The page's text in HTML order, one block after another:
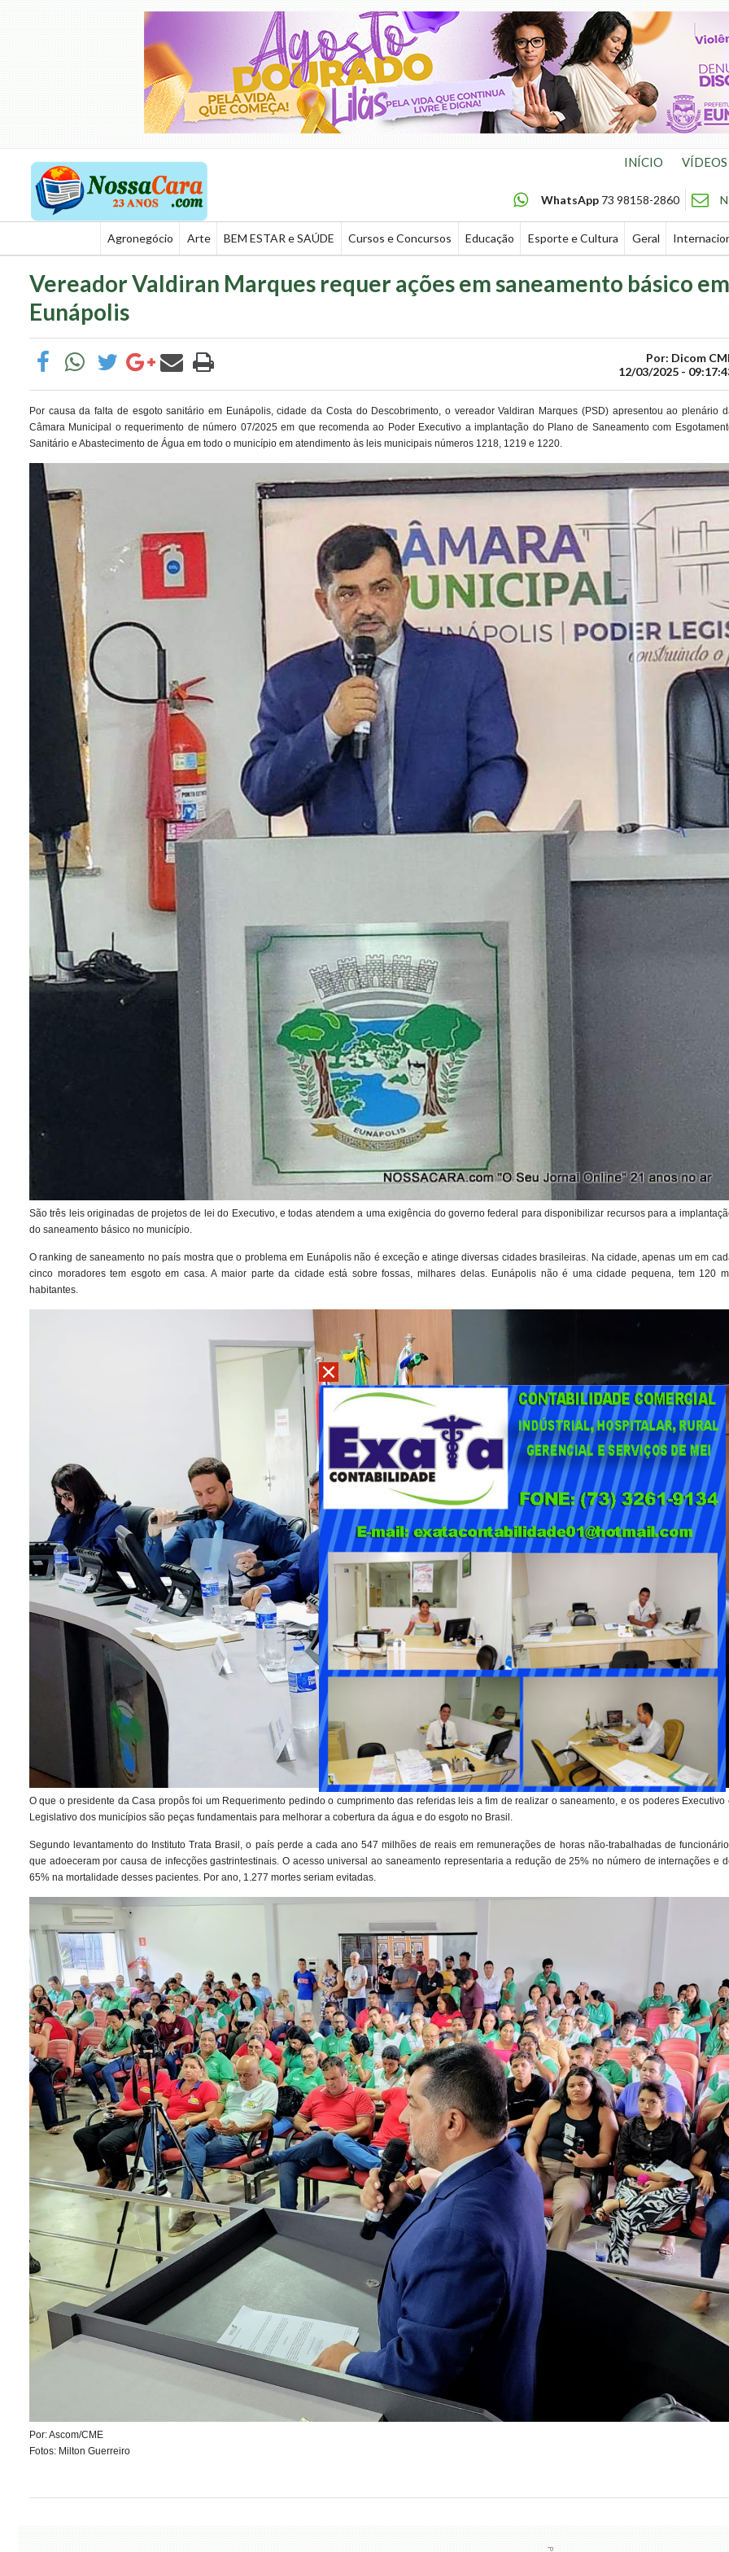
INÍCIO VÍDEOS
WhatsApp 73 98158-2860
Agronegócio Arte BEM ESTAR e SAÚDE Cursos e Concursos Educação Esporte e Cultura Geral
Vereador Valdiran Marques requer ações em saneamento básico em
Eunápolis
Por: Dicom
12/03/2025 -
Por causa da falta de esgoto sanitário em Eunápolis, cidade da Costa do Descobrimento, o vereador Valdiran Marques (PSD) apresentou ao plenário
Câmara Municipal o requerimento de número 07/2025 em que recomenda ao Poder Executivo a implantação do Plano de Saneamento com
Sanitário e Abastecimento de Água em todo o município em atendimento às leis municipais números 1218, 1219 e 1220.
São três leis originadas de projetos de lei do Executivo, e todas atendem a uma exigência do governo federal para disponibilizar recursos para a
do saneamento básico no município.
O ranking de saneamento no país mostra que o problema em Eunápolis não é exceção e atinge diversas cidades brasileiras. Na cidade, apenas um em
cinco moradores tem esgoto em casa. A maior parte da cidade está sobre fossas, milhares delas. Eunápolis não é uma cidade pequena, tem 120
habitantes.
O que o presidente da Casa propôs foi um Requerimento pedindo o cumprimento das referidas leis a fim de realizar o saneamento, e os poderes Executivo
Legislativo dos municípios são peças fundamentais para melhorar a cobertura da água e do esgoto no Brasil.
Segundo levantamento do Instituto Trata Brasil, o país perde a cada ano 547 milhões de reais em remunerações de horas não-trabalhadas de
que adoeceram por causa de infecções gastrintestinais. O acesso universal ao saneamento representaria a redução de 25% no número de internações e
65% na mortalidade desses pacientes. Por ano, 1.277 mortes seriam evitadas.
Por: Ascom/CME
Fotos: Milton Guerreiro